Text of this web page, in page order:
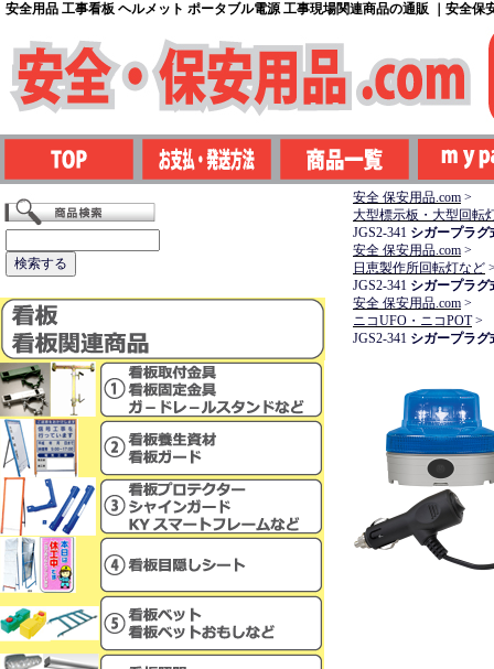
安全用品 工事看板 ヘルメット ポータブル電源 工事現場関連商品の通販 ｜安全保
安全 保安用品.com >
大型標示板・大型回転
JGS2-341 シガープラ
安全 保安用品.com >
日恵製作所回転灯など
JGS2-341 シガープラ
安全 保安用品.com >
ニコUFO・ニコPOT>
JGS2-341 シガープラ